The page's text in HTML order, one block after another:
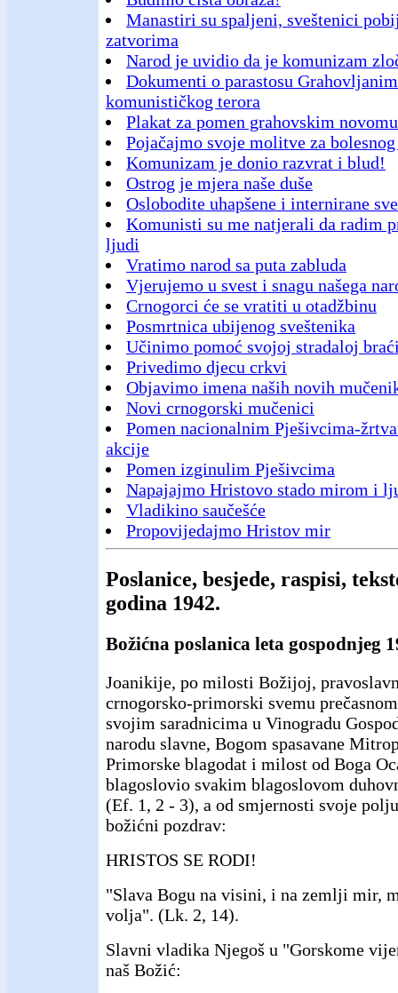
Manastiri su spaljeni, sveštenici
zatvorima
Narod je uvidio da je komunizam
Dokumenti o parastosu
komunističkog terora
Plakat za pomen grahovskim
Pojačajmo svoje molitve za
Komunizam je donio razvrat i blud!
Ostrog je mjera naše duše
Oslobodite uhapšene i internirane
Komunisti su me natjerali da radim
ljudi
Vratimo narod sa puta zabluda
Vjerujemo u svest i snagu našega
Crnogorci će se vratiti u otadžbinu
Posmrtnica ubijenog sveštenika
Učinimo pomoć svojoj stradaloj
Privedimo djecu crkvi
Objavimo imena naših novih
Novi crnogorski mučenici
Pomen nacionalnim Pješivcima-
akcije
Pomen izginulim Pješivcima
Napajajmo Hristovo stado mirom i
Vladikino saučešće
Propovijedajmo Hristov mir
Poslanice, besjede, raspisi,
godina 1942.
Božićna poslanica leta gospodnjeg
Joanikije, po milosti Božijoj,
crnogorsko-primorski svemu
svojim saradnicima u Vinogradu
narodu slavne, Bogom spasavane
Primorske blagodat i milost od Boga
blagoslovio svakim blagoslovom
(Ef. 1, 2 - 3), a od smjernosti svoje
božićni pozdrav:
HRISTOS SE RODI!
"Slava Bogu na visini, i na zemlji mir,
volja". (Lk. 2, 14).
Slavni vladika Njegoš u "Gorskome
naš Božić: